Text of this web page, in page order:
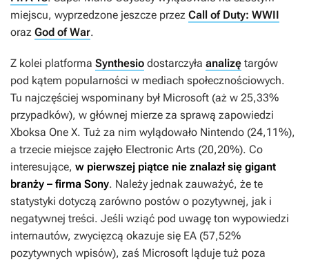
miejscu, wyprzedzone jeszcze przez Call of Duty: WWII
oraz God of War.
Z kolei platforma Synthesio dostarczyła analizę targów
pod kątem popularności w mediach społecznościowych.
Tu najczęściej wspominany był Microsoft (aż w 25,33%
przypadków), w głównej mierze za sprawą zapowiedzi
Xboksa One X. Tuż za nim wylądowało Nintendo (24,11%),
a trzecie miejsce zajęło Electronic Arts (20,20%). Co
interesujące, w pierwszej piątce nie znalazł się gigant
branży – firma Sony. Należy jednak zauważyć, że te
statystyki dotyczą zarówno postów o pozytywnej, jak i
negatywnej treści. Jeśli wziąć pod uwagę ton wypowiedzi
internautów, zwycięzcą okazuje się EA (57,52%
pozytywnych wpisów), zaś Microsoft ląduje tuż poza